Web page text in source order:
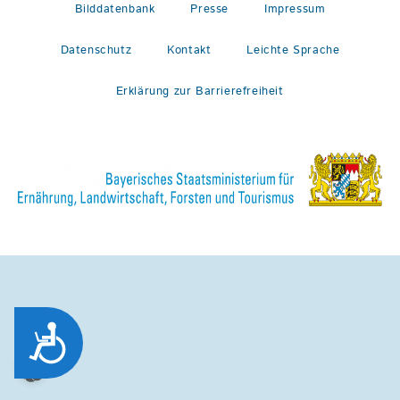
Zug&auml;nglichkeit
Bilddatenbank Presse Impressum
Datenschutz Kontakt Leichte Sprache
Erklärung zur Barrierefreiheit